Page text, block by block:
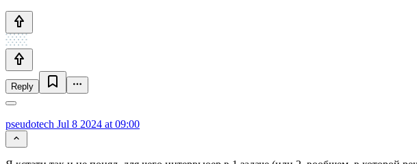
Reply
pseudotech Jul 8 2024 at 09:00